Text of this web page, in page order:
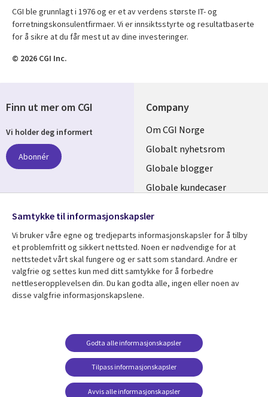
CGI ble grunnlagt i 1976 og er et av verdens største IT- og
forretningskonsulentfirmaer. Vi er innsiktsstyrte og resultatbaserte
for å sikre at du får mest ut av dine investeringer.
© 2026 CGI Inc.
Company
Useful
links
NORWAY
Om CGI Norge
Globalt nyhetsrom
Globale blogger
Globale kundecaser
Resource center
NORWAY
Arrangementer
Support
NORWAY
Accessibility
Web privacy
Senter for
Finn ut mer om CGI
Vi holder deg informert
Abonnér
følg oss
Social
Media
NORWAY
Samtykke til informasjonskapsler
Vi bruker våre egne og tredjeparts informasjonskapsler for å tilby
et problemfritt og sikkert nettsted. Noen er nødvendige for at
nettstedet vårt skal fungere og er satt som standard. Andre er
valgfrie og settes kun med ditt samtykke for å forbedre
nettleseropplevelsen din. Du kan godta alle, ingen eller noen av
disse valgfrie informasjonskapslene.
Tilpass informasjonskapsler
Godta alle informasjonskapsler
Avvis alle informasjonskapsler